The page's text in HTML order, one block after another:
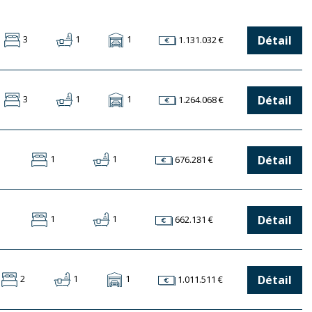
3 1 1 1.131.032 € Détail
3 1 1 1.264.068 € Détail
1 1 676.281 € Détail
1 1 662.131 € Détail
2 1 1 1.011.511 € Détail